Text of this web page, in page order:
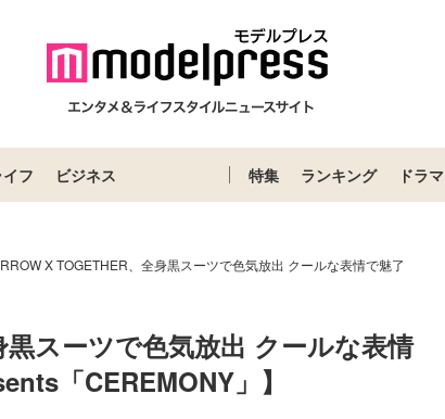
イフ ビジネス 特集 ランキング ドラマ
X TOGETHER、全身黒スーツで色気放出 クールな表情で魅了
スーツで色気放出 クールな表情
「CEREMONY」】